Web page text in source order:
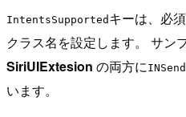
IntentsSupported キーは、必
クラス名を設定します。 サン
SiriUIExtesion の両方に
います。